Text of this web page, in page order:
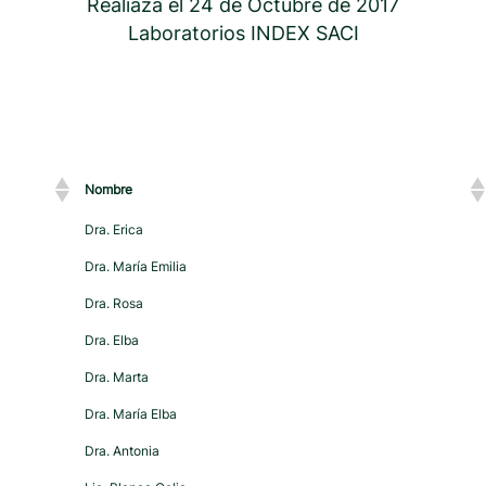
Realiaza el 24 de Octubre de 2017
Laboratorios INDEX SACI
Nombre
Dra. Erica
Dra. María Emilia
Dra. Rosa
Dra. Elba
Dra. Marta
Dra. María Elba
Dra. Antonia